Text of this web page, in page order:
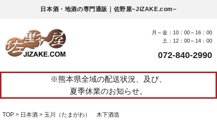
日本酒・地酒の専門通販｜佐野屋~JIZAKE.com~
月～金：10：00～16：00
土：12：00～14：00
072-840-2990
※熊本県全域の配送状況、及び、
夏季休業のお知らせ。
TOP 日本酒
玉川（たまがわ） 木下酒造